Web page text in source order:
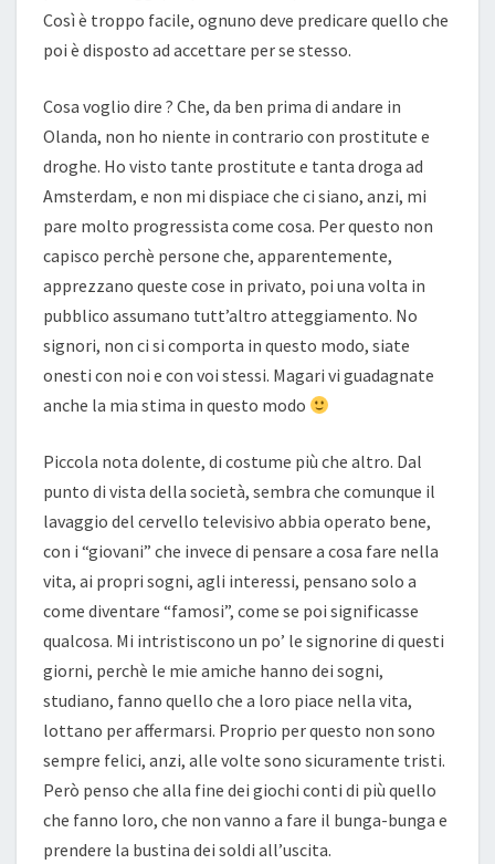
Così è troppo facile, ognuno deve predicare quello che
poi è disposto ad accettare per se stesso.
Cosa voglio dire ? Che, da ben prima di andare in
Olanda, non ho niente in contrario con prostitute e
droghe. Ho visto tante prostitute e tanta droga ad
Amsterdam, e non mi dispiace che ci siano, anzi, mi
pare molto progressista come cosa. Per questo non
capisco perchè persone che, apparentemente,
apprezzano queste cose in privato, poi una volta in
pubblico assumano tutt’altro atteggiamento. No
signori, non ci si comporta in questo modo, siate
onesti con noi e con voi stessi. Magari vi guadagnate
anche la mia stima in questo modo
Piccola nota dolente, di costume più che altro. Dal
punto di vista della società, sembra che comunque il
lavaggio del cervello televisivo abbia operato bene,
con i “giovani” che invece di pensare a cosa fare nella
vita, ai propri sogni, agli interessi, pensano solo a
come diventare “famosi”, come se poi significasse
qualcosa. Mi intristiscono un po’ le signorine di questi
giorni, perchè le mie amiche hanno dei sogni,
studiano, fanno quello che a loro piace nella vita,
lottano per affermarsi. Proprio per questo non sono
sempre felici, anzi, alle volte sono sicuramente tristi.
Però penso che alla fine dei giochi conti di più quello
che fanno loro, che non vanno a fare il bunga-bunga e
prendere la bustina dei soldi all’uscita.